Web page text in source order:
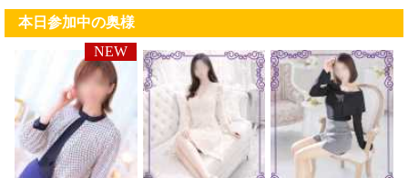
本日参加中の奥様